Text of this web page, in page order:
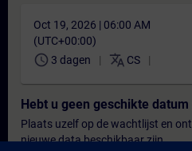
Oct 19, 2026 | 06:00 AM
(UTC+00:00)
schedule 3 dagen translate CS
Hebt u geen geschikte datum
Plaats uzelf op de wachtlijst en
nieuwe data beschikbaar zijn.